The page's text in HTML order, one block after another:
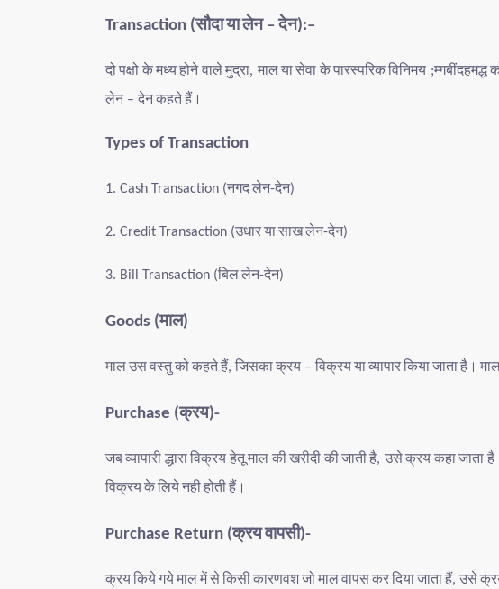
Transaction (सौदायालेन–देन):–
दोपक्षोकेमध्यहोनेवालेमुद्रा, मालयासेवाकेपारस्परिकविनिमय ;म्गबींदहमद्ध
लेन– देनकहतेहैं।
Types of Transaction
1. Cash Transaction (नगदलेन-देन)
2. Credit Transaction (उधारयासाखलेन-देन)
3. Bill Transaction (बिललेन-देन)
Goods (माल)
मालउसवस्तुकोकहतेहैं, जिसकाक्रय – विक्रययाव्यापारकियाजाताहै।
Purchase (क्रय)-
जबव्यापारीद्धाराविक्रयहेतूमालकीखरीदीकीजातीहै, उसेक्रयकहाजाता
विक्रयकेलियेनहीहोतीहैं।
Purchase Return (क्रयवापसी)-
क्रयकियेगयेमालमेंसेकिसीकारणवशजोमालवापसकरदियाजाताहैं, उसे